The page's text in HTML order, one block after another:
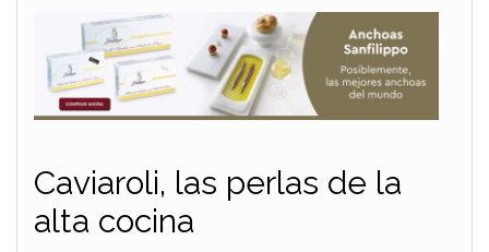
Caviaroli, las perlas de la
alta cocina